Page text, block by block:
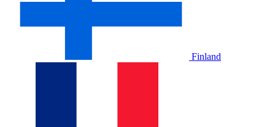
Finland